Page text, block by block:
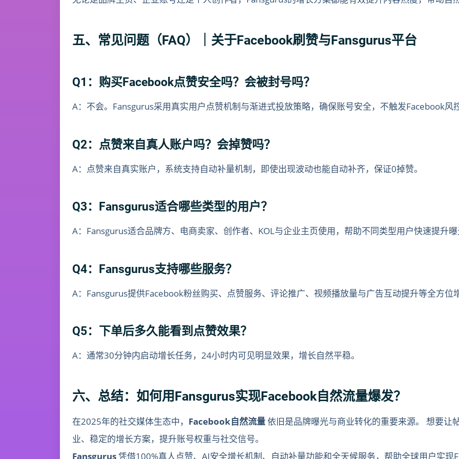
五、常见问题（FAQ）｜关于Facebook刷赞与Fansgurus平台
Q1：购买Facebook点赞安全吗？会被封号吗？
A：不会。Fansgurus采用真实用户点赞机制与渐进式投放策略，确保账号安全，不触发Facebook风
Q2：点赞来自真人账户吗？会掉赞吗？
A：点赞来自真实账户，系统支持自动补量机制，即使出现波动也能自动补齐，保证0掉赞。
Q3：Fansgurus适合哪些类型的用户？
A：Fansgurus适合品牌方、电商卖家、创作者、KOL与企业主页使用，帮助不同类型用户快速提升
Q4：Fansgurus支持哪些服务？
A：Fansgurus提供Facebook粉丝购买、点赞服务、评论推广、视频播放量与广告互动提升等全方位
Q5：下单后多久能看到点赞效果？
A：通常30分钟内启动增长任务，24小时内可见明显效果，增长自然平稳。
六、总结：如何用Fansgurus实现Facebook自然流量爆发？
在2025年的社交媒体生态中， Facebook自然流量依旧是品牌曝光与商业转化的重要来源。 想要让
业、稳定的增长方案，提升账号权重与社交信号。
Fansgurus凭借100%真人点赞、AI安全增长机制、自动补量功能和全天候服务，帮助全球用户实现